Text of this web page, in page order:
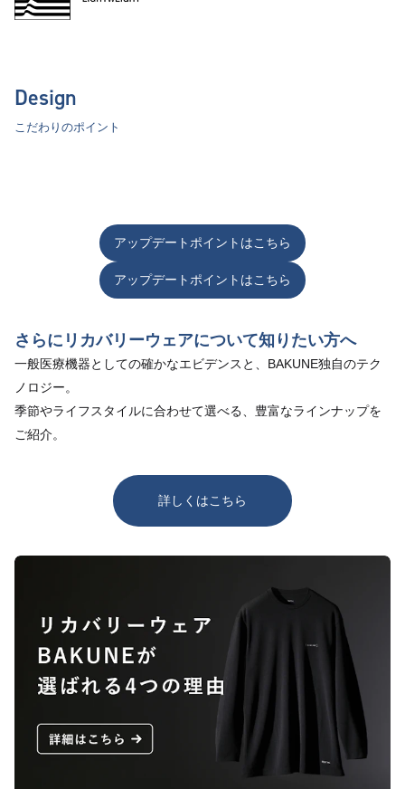
Design
こだわりのポイント
アップデートポイントはこちら
アップデートポイントはこちら
さらにリカバリーウェアについて知りたい方へ
一般医療機器としての確かなエビデンスと、BAKUNE独自のテク
ノロジー。
季節やライフスタイルに合わせて選べる、豊富なラインナップを
ご紹介。
詳しくはこちら